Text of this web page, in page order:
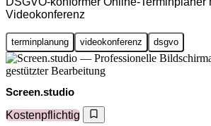
Videokonferenz
terminplanung videokonferenz dsgvo
Screen.studio
Kostenpflichtig